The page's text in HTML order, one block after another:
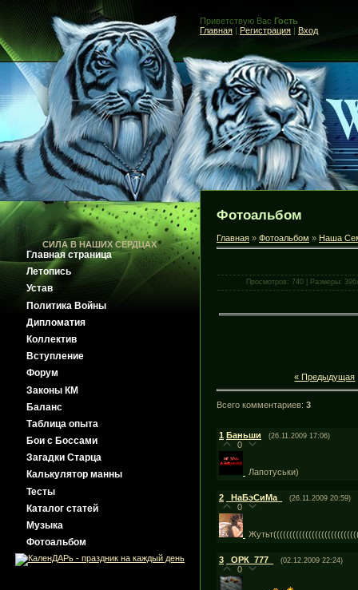
СИЛА В НАШИХ СЕРДЦАХ
Главная страница
Летопись
Устав
Политика Войны
Дипломатия
Коллектив
Вступление
Форум
Законы КМ
Баланс
Таблица опыта
Бои с Боссами
Загадки Старца
Калькулятор манны
Тесты
Каталог статей
Музыка
Фотоальбом
Приветствую Вас Гость
Главная | Регистрация | Вход
.
Фотоальбом
Главная » Фотоальбом » Наша
Просмотров: 740 | Размеры:
« Предыдущая
Всего комментариев: 3
1 Баньши (26.11.2009 17:06)
0
Лапотуськи)
2 _НаБэСиМа_ (26.11.2009 20:59)
0
3 _ОРК_777_ (02.12.2009 22:24)
0